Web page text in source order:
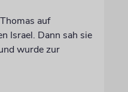
auf
Israel. Dann sah sie
wurde zur